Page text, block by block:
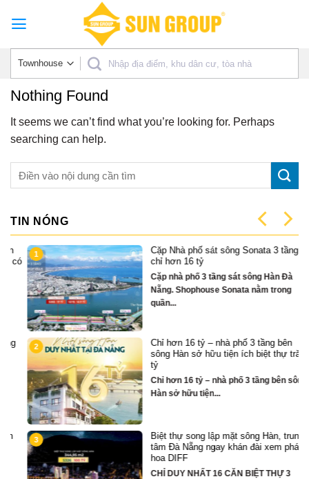
Nothing Found
It seems we can’t find what you’re looking for. Perhaps
searching can help.
TIN NÓNG
Cặp Nhà phố sát sông Sonata 3 tầng
chỉ hơn 16 tỷ
Cặp nhà phố 3 tầng sát sông Hàn Đà
Nẵng. Shophouse Sonata nằm trong
quần...
Chỉ hơn 16 tỷ – nhà phố 3 tầng bên
sông Hàn sở hữu tiện ích biệt thự trăm
tỷ
Chỉ hơn 16 tỷ – nhà phố 3 tầng bên sông
Hàn sở hữu tiện...
Biệt thự song lập mặt sông Hàn, trung
tâm Đà Nẵng ngay khán đài xem pháo
hoa DIFF
CHỈ DUY NHẤT 16 CĂN BIỆT THỰ 3